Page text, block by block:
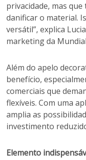
privacidade, mas
danificar o material.
versátil”, explica
marketing da
Além do apelo
benefício,
comerciais que
flexíveis. Com uma
amplia as
investimento
Elemento